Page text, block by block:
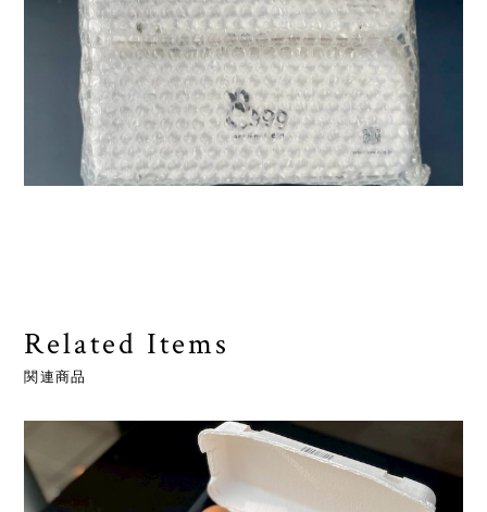
Related Items
関連商品